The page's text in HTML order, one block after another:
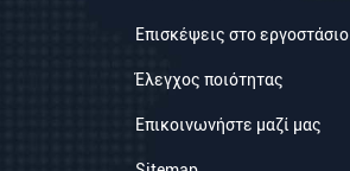
Επισκέψεις στο εργοστάσιο
Έλεγχος ποιότητας
Επικοινωνήστε μαζί μας